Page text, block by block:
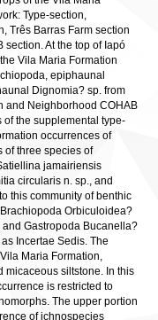
Type-section,
Três Barras Farm section
At the top of Iapó
Vila Maria Formation
epiphaunal
Dignomia? sp. from
and Neighborhood COHAB
of the supplemental type-
occurrences of
of three species of
jamairiensis
circularis n. sp., and
this community of benthic
Orbiculoidea?
Gastropoda Bucanella?
Incertae Sedis. The
Maria Formation,
micaceous siltstone. In this
is restricted to
The upper portion
of ichnospecies